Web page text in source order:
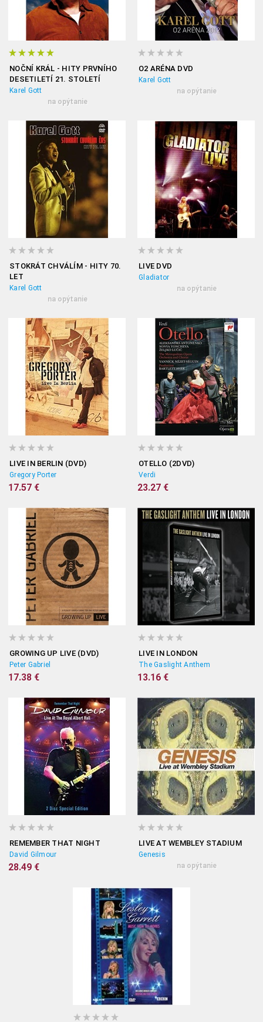
NOČNÍ KRÁL - HITY PRVNÍHO
DESETILETÍ 21. STOLETÍ
Karel Gott
na opýtanie
O2 ARÉNA DVD
Karel Gott
na opýtanie
STOKRÁT CHVÁLÍM - HITY 70.
LET
Karel Gott
na opýtanie
LIVE DVD
Gladiator
na opýtanie
LIVE IN BERLIN (DVD)
Gregory Porter
17.57 €
OTELLO (2DVD)
Verdi
23.27 €
GROWING UP LIVE (DVD)
Peter Gabriel
17.38 €
LIVE IN LONDON
The Gaslight Anthem
13.16 €
REMEMBER THAT NIGHT
David Gilmour
28.49 €
LIVE AT WEMBLEY STADIUM
Genesis
na opýtanie